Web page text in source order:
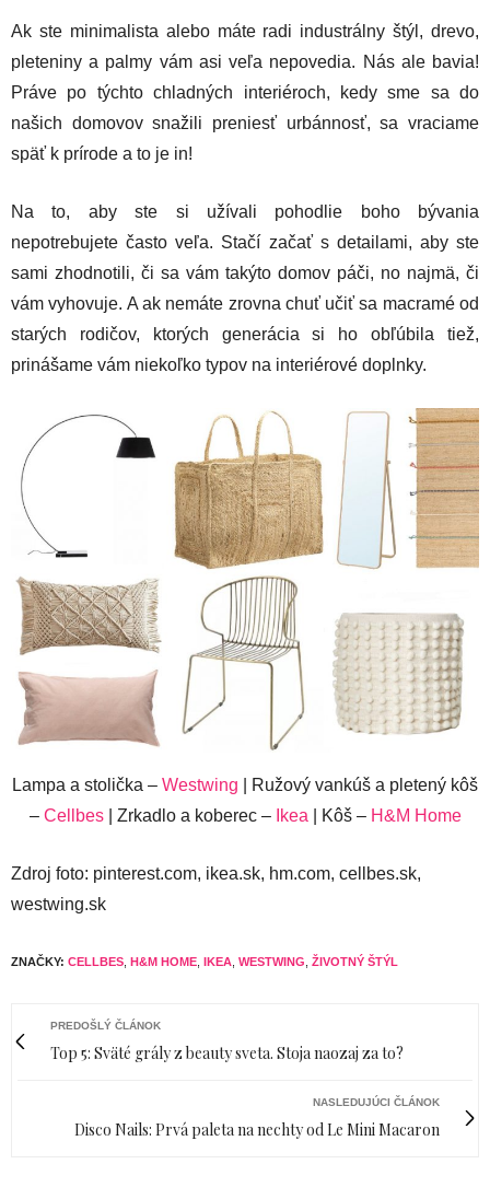
Ak ste minimalista alebo máte radi industrálny štýl, drevo,
pleteniny a palmy vám asi veľa nepovedia. Nás ale bavia!
Práve po týchto chladných interiéroch, kedy sme sa do
našich domovov snažili preniesť urbánnosť, sa vraciame
späť k prírode a to je in!
Na to, aby ste si užívali pohodlie boho bývania
nepotrebujete často veľa. Stačí začať s detailami, aby ste
sami zhodnotili, či sa vám takýto domov páči, no najmä, či
vám vyhovuje. A ak nemáte zrovna chuť učiť sa macramé od
starých rodičov, ktorých generácia si ho obľúbila tiež,
prinášame vám niekoľko typov na interiérové doplnky.
Lampa a stolička – Westwing | Ružový vankúš a pletený kôš
– Cellbes | Zrkadlo a koberec – Ikea | Kôš – H&M Home
Zdroj foto: pinterest.com, ikea.sk, hm.com, cellbes.sk,
westwing.sk
ZNAČKY: CELLBES H&M HOME IKEA WESTWING ŽIVOTNÝ ŠTÝL
PREDOŠLÝ ČLÁNOK
Top 5: Sväté grály z beauty sveta. Stoja naozaj za to?
NASLEDUJÚCI ČLÁNOK
Disco Nails: Prvá paleta na nechty od Le Mini Macaron